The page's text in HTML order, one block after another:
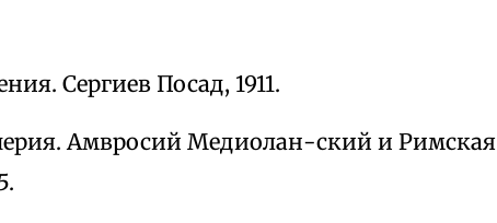
Сергиев Посад, 1911.
Амвросий Медиолан-ский и Римская